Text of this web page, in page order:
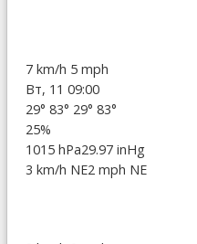
7 km/h 5 mph
Вт, 11 09:00
29° 83° 29° 83°
25%
1015 hPa29.97 inHg
3 km/h NE2 mph NE